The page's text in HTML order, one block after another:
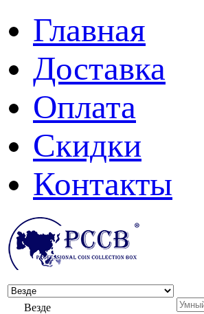
Главная
Доставка
Оплата
Скидки
Контакты
Везде